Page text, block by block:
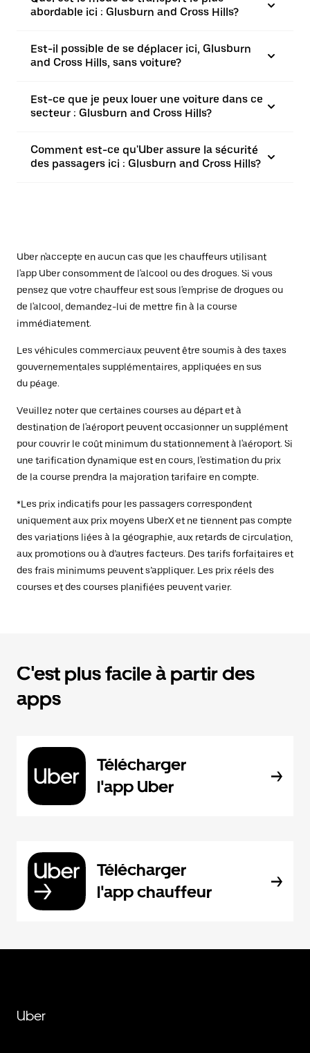
abordable ici : Glusburn and Cross Hills?
Est-il possible de se déplacer ici, Glusburn
and Cross Hills, sans voiture?
Est-ce que je peux louer une voiture dans ce
secteur : Glusburn and Cross Hills?
Comment est-ce qu'Uber assure la sécurité
des passagers ici : Glusburn and Cross Hills?
Uber n'accepte en aucun cas que les chauffeurs utilisant
l'app Uber consomment de l'alcool ou des drogues. Si vous
pensez que votre chauffeur est sous l'emprise de drogues ou
de l'alcool, demandez-lui de mettre fin à la course
immédiatement.
Les véhicules commerciaux peuvent être soumis à des taxes
gouvernementales supplémentaires, appliquées en sus
du péage.
Veuillez noter que certaines courses au départ et à
destination de l'aéroport peuvent occasionner un supplément
pour couvrir le coût minimum du stationnement à l'aéroport. Si
une tarification dynamique est en cours, l'estimation du prix
de la course prendra la majoration tarifaire en compte.
*Les prix indicatifs pour les passagers correspondent
uniquement aux prix moyens UberX et ne tiennent pas compte
des variations liées à la géographie, aux retards de circulation,
aux promotions ou à d’autres facteurs. Des tarifs forfaitaires et
des frais minimums peuvent s’appliquer. Les prix réels des
courses et des courses planifiées peuvent varier.
C'est plus facile à partir des
apps
Télécharger
l'app Uber
Télécharger
l'app chauffeur
Uber